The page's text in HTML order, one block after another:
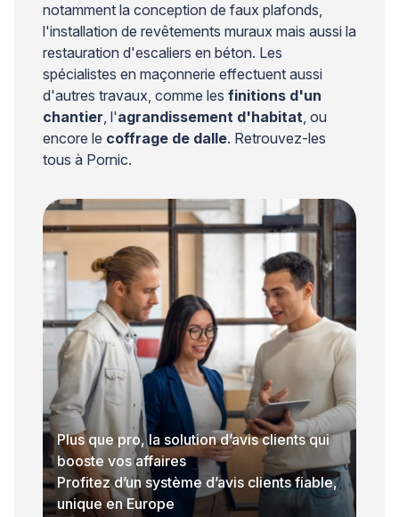
notamment la conception de faux plafonds,
l'installation de revêtements muraux mais aussi la
restauration d'escaliers en béton. Les
spécialistes en maçonnerie effectuent aussi
d'autres travaux, comme les finitions d'un
chantier, l'agrandissement d'habitat, ou
encore le coffrage de dalle. Retrouvez-les
tous à Pornic.
Plus que pro, la solution d’avis clients qui
booste vos affaires
Profitez d’un système d’avis clients fiable,
unique en Europe